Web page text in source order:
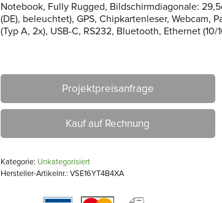
Notebook, Fully Rugged, Bildschirmdiagonale:
(DE), beleuchtet), GPS, Chipkartenleser, Webcam,
(Typ A, 2x), USB-C, RS232, Bluetooth, Ethernet
Projektpreisanfrage
Kauf auf Rechnung
Kategorie: Unkategorisiert
Hersteller-Artikelnr.: VSE16YT4B4XA